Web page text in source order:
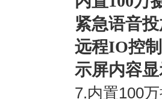
紧急语音
远程IO控
示屏内容
7.内置100